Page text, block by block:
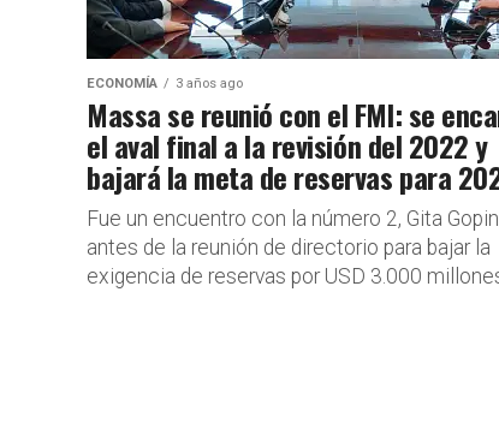
ECONOMÍA 3 años ago
Massa se reunió con el FMI: se
el aval final a la revisión del 2022 y
bajará la meta de reservas para
Fue un encuentro con la número 2, Gita
antes de la reunión de directorio para bajar la
exigencia de reservas por USD 3.000